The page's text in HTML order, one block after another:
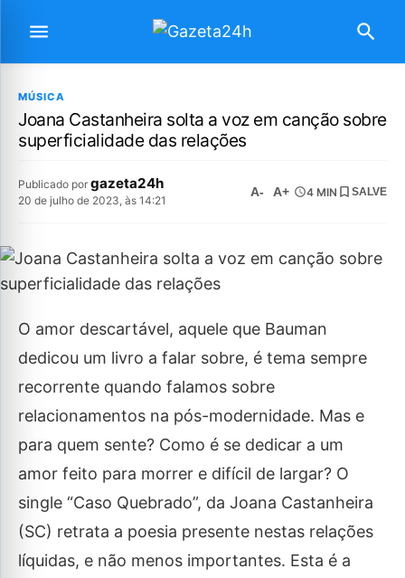
MÚSICA
Joana Castanheira solta a voz em canção sobre
superficialidade das relações
Publicado por gazeta24h
20 de julho de 2023, às 14:21
A- A+ 4 MIN SALVE
O amor descartável, aquele que Bauman
dedicou um livro a falar sobre, é tema sempre
recorrente quando falamos sobre
relacionamentos na pós-modernidade. Mas e
para quem sente? Como é se dedicar a um
amor feito para morrer e difícil de largar? O
single “Caso Quebrado”, da Joana Castanheira
(SC) retrata a poesia presente nestas relações
líquidas, e não menos importantes. Esta é a